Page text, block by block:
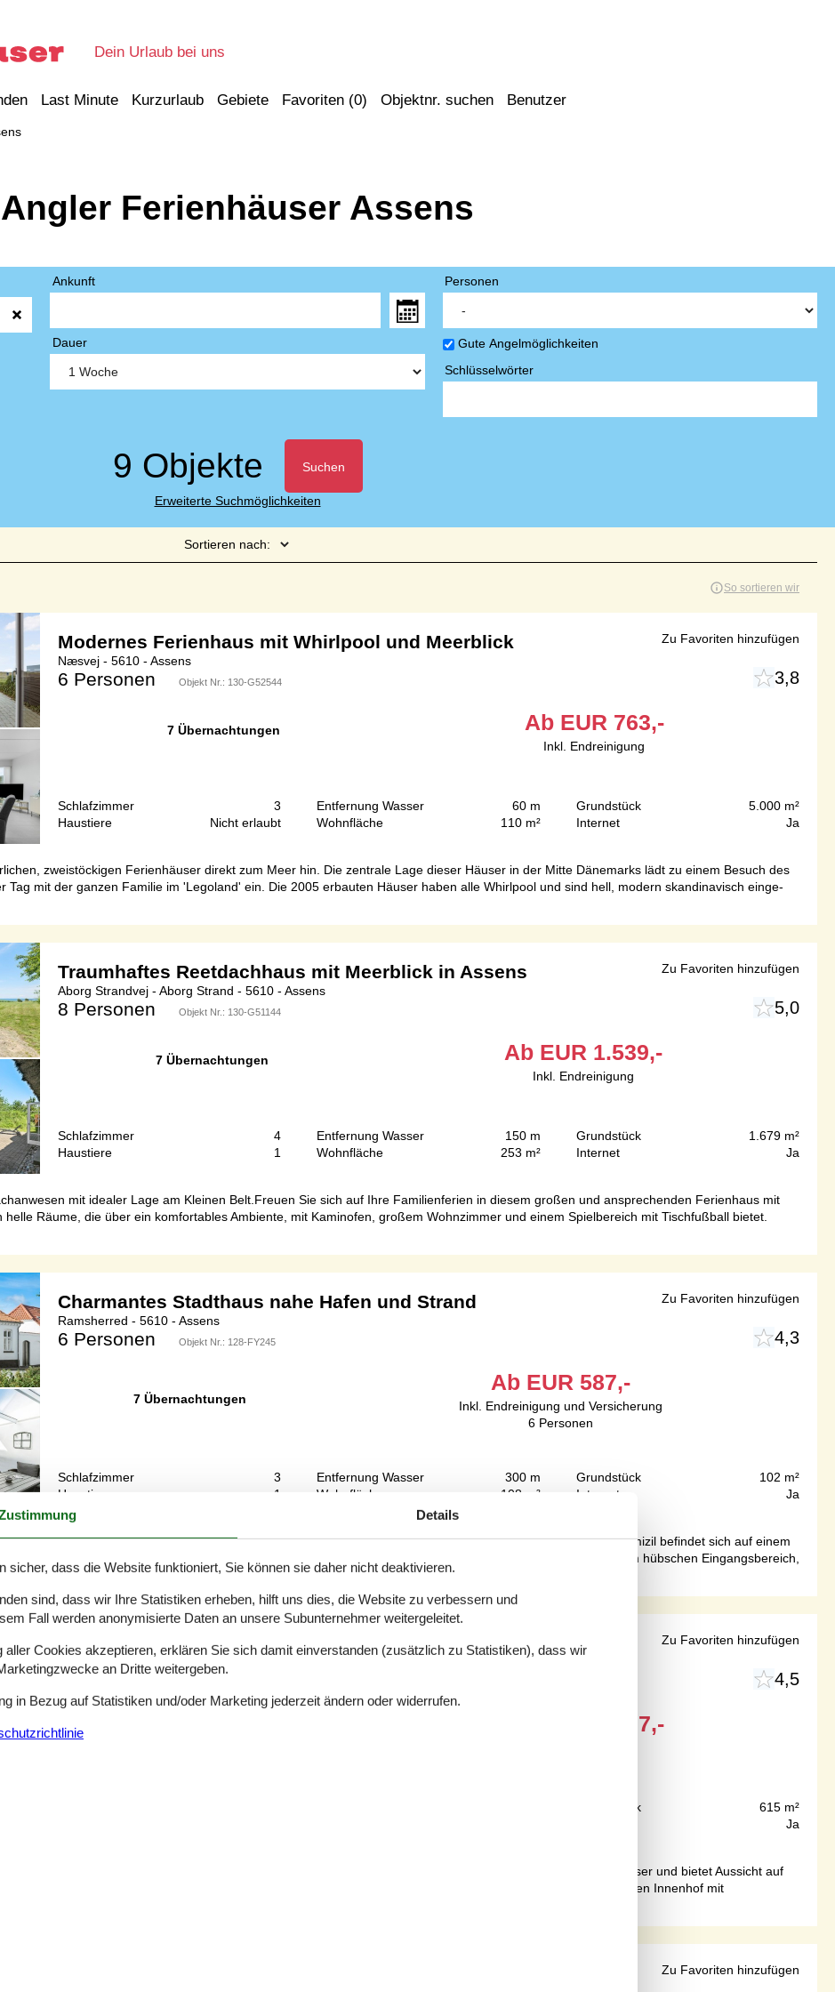
Dein Urlaub bei uns
Last Minute Kurzurlaub Gebiete Favoriten (0) Objektnr. suchen Benutzer
Angler Ferienhäuser Assens
Ankunft
Dauer
Personen
Gute Angelmöglichkeiten
Schlüsselwörter
9 Objekte Suchen
Erweiterte Suchmöglichkeiten
Sortieren nach:
So sortieren wir
Modernes Ferienhaus mit Whirlpool und Meerblick
Næsvej - 5610 - Assens
6 Personen Objekt Nr.: 130-G52544 3,8
7 Übernachtungen Ab EUR 763,-
Inkl. Endreinigung
Schlafzimmer
3
Haustiere
Nicht erlaubt
Entfernung Wasser
60 m
Wohnfläche
110 m²
Grundstück
5.000 m²
Internet
Ja
zweistöckigen Ferienhäuser direkt zum Meer hin. Die zentrale Lage dieser Häuser in der Mitte Dänemarks lädt zu einem Besuch des
mit der ganzen Familie im 'Legoland' ein. Die 2005 erbauten Häuser haben alle Whirlpool und sind hell, modern skandinavisch einge-
Zu Favoriten hinzufügen
Traumhaftes Reetdachhaus mit Meerblick in Assens
Aborg Strandvej - Aborg Strand - 5610 - Assens
8 Personen Objekt Nr.: 130-G51144 5,0
7 Übernachtungen Ab EUR 1.539,-
Inkl. Endreinigung
Schlafzimmer
4
Haustiere
1
Entfernung Wasser
150 m
Wohnfläche
253 m²
Grundstück
1.679 m²
Internet
Ja
mit idealer Lage am Kleinen Belt.Freuen Sie sich auf Ihre Familienferien in diesem großen und ansprechenden Ferienhaus mit
Räume, die über ein komfortables Ambiente, mit Kaminofen, großem Wohnzimmer und einem Spielbereich mit Tischfußball bietet.
Zu Favoriten hinzufügen
Charmantes Stadthaus nahe Hafen und Strand
Ramsherred - 5610 - Assens
6 Personen Objekt Nr.: 128-FY245 4,3
7 Übernachtungen
Ab EUR 587,-
Inkl. Endreinigung und Versicherung
6 Personen
Schlafzimmer
3
Haustiere
1
Entfernung Wasser
300 m
Wohnfläche
108 m²
Grundstück
102 m²
Internet
Ja
renovierte Stadthaus, das sich einen Großteil seines ursprünglichen Charmes bewahrt hat.Das Urlaubsdomizil befindet sich auf einem
Minuten zu Fuß vom Zentrum der beschaulichen Handelsstadt entfernt.Das Haus begrüßt Sie mit einem hübschen Eingangsbereich,
Zu Favoriten hinzufügen
Renoviertes Ferienhaus mit Meerblick in Assens
Slippen - 5610 - Assens
8 Personen 4,5
997,-
Grundstück
615 m²
Ja
Blick auf die Torø Vig und den südlichen Teil des Kleinen Belts.Das Ferienhaus liegt in erster Reihe zum Wasser und bietet Aussicht auf
Haus, der schönen Dachterrasse im 1. Stock als auch vom Garten. Hinter dem Haus gibt es einen gemütlichen Innenhof mit
Zu Favoriten hinzufügen
Zu Favoriten hinzufügen
Details
sicher, dass die Website funktioniert, Sie können sie daher nicht deaktivieren.
sind, dass wir Ihre Statistiken erheben, hilft uns dies, die Website zu verbessern und
Fall werden anonymisierte Daten an unsere Subunternehmer weitergeleitet.
aller Cookies akzeptieren, erklären Sie sich damit einverstanden (zusätzlich zu Statistiken), dass wir
an Dritte weitergeben.
in Bezug auf Statistiken und/oder Marketing jederzeit ändern oder widerrufen.